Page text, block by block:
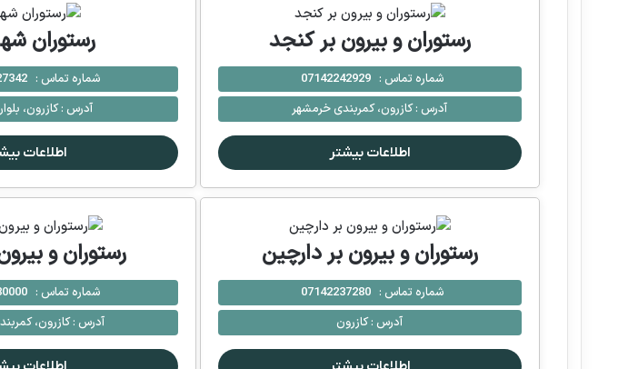
رستوران و بیرون بر کنجد
شماره تماس : 07142242929
آدرس :كازرون، کمربندی خرمشهر
اطلاعات بیشتر
رستوران
شماره تماس :
آدرس : كازرون،
اطلاعات
رستوران و بیرون بر دارچین
شماره تماس : 07142237280
آدرس :كازرون
رستوران و
شماره تماس :
آدرس : كازرون،